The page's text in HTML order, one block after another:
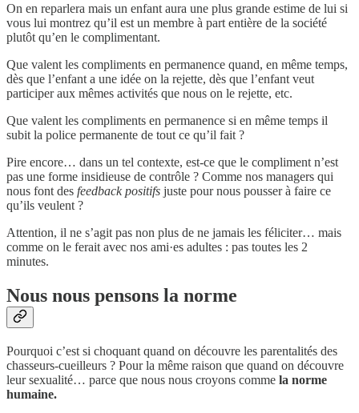
On en reparlera mais un enfant aura une plus grande estime de lui si
vous lui montrez qu’il est un membre à part entière de la société
plutôt qu’en le complimentant.
Que valent les compliments en permanence quand, en même temps,
dès que l’enfant a une idée on la rejette, dès que l’enfant veut
participer aux mêmes activités que nous on le rejette, etc.
Que valent les compliments en permanence si en même temps il
subit la police permanente de tout ce qu’il fait ?
Pire encore… dans un tel contexte, est-ce que le compliment n’est
pas une forme insidieuse de contrôle ? Comme nos managers qui
nous font des feedback positifs juste pour nous pousser à faire ce
qu’ils veulent ?
Attention, il ne s’agit pas non plus de ne jamais les féliciter… mais
comme on le ferait avec nos ami·es adultes : pas toutes les 2
minutes.
Nous nous pensons la norme
Pourquoi c’est si choquant quand on découvre les parentalités des
chasseurs-cueilleurs ? Pour la même raison que quand on découvre
leur sexualité… parce que nous nous croyons comme la norme
humaine.